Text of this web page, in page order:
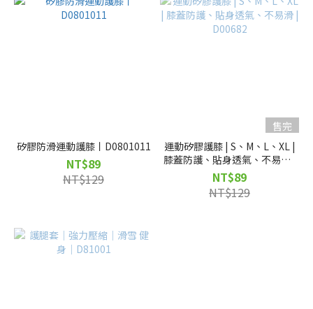
矽膠防滑運動護膝丨D0801011
NT$89
NT$129
售完
運動矽膠護膝 | S、M、L、XL |
膝蓋防護、貼身透氣、不易滑 |
D00682
NT$89
NT$129